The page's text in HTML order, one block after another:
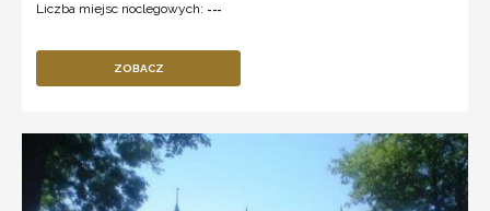
Liczba miejsc noclegowych: ---
ZOBACZ